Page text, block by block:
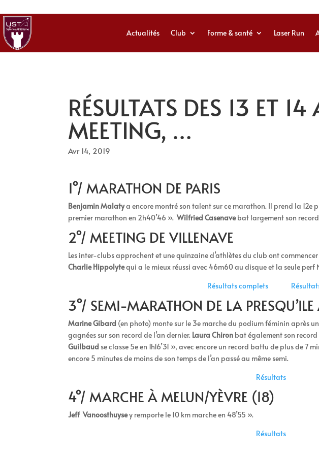
Actualités Club Forme & santé Laser Run
RÉSULTATS DES 13 ET
MEETING, …
Avr 14, 2019
1°/ MARATHON DE PARIS
Benjamin Malatya encore montré son talent sur ce marathon. Il prend la 12e
premier marathon en 2h40’46 ».Wilfried Casenavebat largement son record
2°/ MEETING DE VILLENAVE
Les inter-clubs approchent et une quinzaine d’athlètes du club ont commencer
Charlie Hippolytequi a le mieux réussi avec 46m60 au disque et la seule perf
Résultats complets
3°/ SEMI-MARATHON DE LA PRESQU’ILE
Marine Gibard (en photo) monte sur le 3e marche du podium féminin après
gagnées sur son record de l’an dernier. Laura Chiron bat également son record
Guilbaud se classe 5e en 1h16’31 », avec encore un record battu de plus de 7
encore 5 minutes de moins de son temps de l’an passé au même semi.
Résultats
4°/ MARCHE À MELUN/YÈVRE (18)
Jeff Vanoosthuysey remporte le 10 km marche en 48’55 ».
Résultats